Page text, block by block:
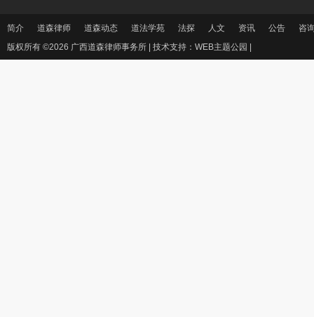
简介 道森律师 道森动态 道法学苑 法探 人文 资讯 公告
咨
版权所有 ©2026 广西道森律师事务所 | 技术支持：WEB主题公园